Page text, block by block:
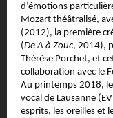
d’émotions
Mozart théâtralisé,
(2012), la première
(De A à Zouc, 2014),
Thérèse Porchet, et
collaboration avec le
Au printemps 2018, le
vocal de Lausanne
esprits, les oreilles et